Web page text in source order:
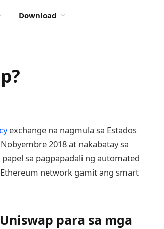
Download
exchange na nagmula sa Estados
2018 at nakabatay sa
sa pagpapadali ng automated
network gamit ang smart
para sa mga